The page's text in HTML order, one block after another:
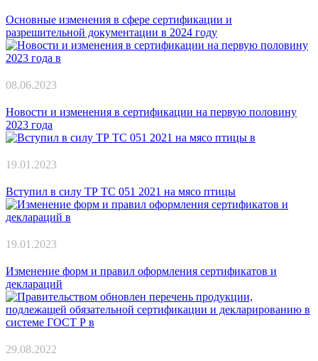
Основные изменения в сфере сертификации и
разрешительной документации в 2024 году
08.06.2023
Новости и изменения в сертификации на первую половину
2023 года
19.01.2023
Вступил в силу ТР ТС 051 2021 на мясо птицы
19.01.2023
Изменение форм и правил оформления сертификатов и
деклараций
29.08.2022